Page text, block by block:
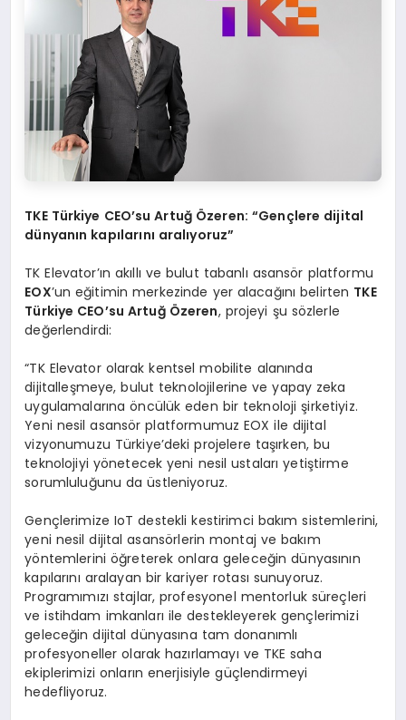
TKE Türkiye CEO’su Artuğ Özeren: “Gençlere dijital
dünyanın kapılarını aralıyoruz”
TK Elevator’ın akıllı ve bulut tabanlı asansör platformu
EOX’un eğitimin merkezinde yer alacağını belirten TKE
Türkiye CEO’su Artuğ Özeren, projeyi şu sözlerle
değerlendirdi:
“TK Elevator olarak kentsel mobilite alanında
dijitalleşmeye, bulut teknolojilerine ve yapay zeka
uygulamalarına öncülük eden bir teknoloji şirketiyiz.
Yeni nesil asansör platformumuz EOX ile dijital
vizyonumuzu Türkiye’deki projelere taşırken, bu
teknolojiyi yönetecek yeni nesil ustaları yetiştirme
sorumluluğunu da üstleniyoruz.
Gençlerimize IoT destekli kestirimci bakım sistemlerini,
yeni nesil dijital asansörlerin montaj ve bakım
yöntemlerini öğreterek onlara geleceğin dünyasının
kapılarını aralayan bir kariyer rotası sunuyoruz.
Programımızı stajlar, profesyonel mentorluk süreçleri
ve istihdam imkanları ile destekleyerek gençlerimizi
geleceğin dijital dünyasına tam donanımlı
profesyoneller olarak hazırlamayı ve TKE saha
ekiplerimizi onların enerjisiyle güçlendirmeyi
hedefliyoruz.